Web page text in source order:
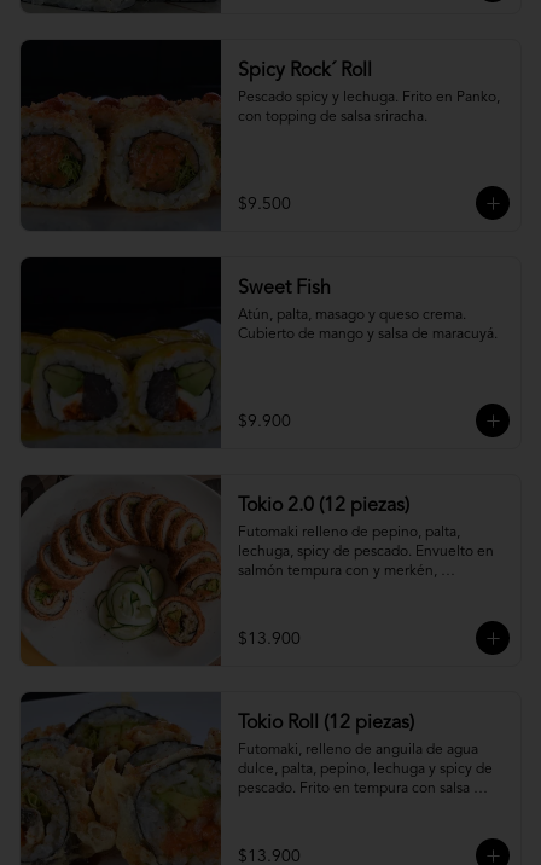
Spicy Rock´ Roll
Pescado spicy y lechuga. Frito en Panko,
con topping de salsa sriracha.
$9.500
Sweet Fish
Atún, palta, masago y queso crema.
Cubierto de mango y salsa de maracuyá.
$9.900
Tokio 2.0 (12 piezas)
Futomaki relleno de pepino, palta,
lechuga, spicy de pescado. Envuelto en
salmón tempura con y merkén,
$13.900
Tokio Roll (12 piezas)
Futomaki, relleno de anguila de agua
dulce, palta, pepino, lechuga y spicy de
pescado. Frito en tempura con salsa
$13.900